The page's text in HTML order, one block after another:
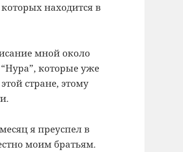
находится в
мной около
которые уже
стране, этому
я преуспел в
моим братьям.